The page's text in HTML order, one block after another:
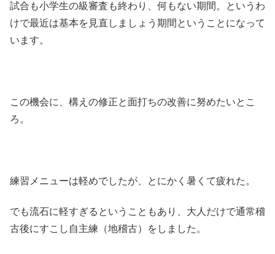
試合も小学生の級審査も終わり、何もない期間。というわ
けで最近は基本を見直しましょう期間ということになって
います。
この機会に、構えの修正と面打ちの改善に努めたいとこ
ろ。
練習メニューは軽めでしたが、とにかく暑くて疲れた。
でも流石に軽すぎるということもあり、大人だけで通常稽
古後にすこし自主練（地稽古）をしました。